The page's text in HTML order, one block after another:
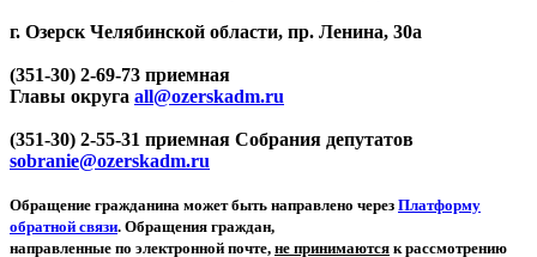
г. Озерск Челябинской области, пр. Ленина, 30а
(351-30) 2-69-73 приемная
Главы округа all@ozerskadm.ru
(351-30) 2-55-31 приемная Собрания депутатов
sobranie@ozerskadm.ru
Обращение гражданина может быть направлено через Платформу
обратной связи. Обращения граждан,
направленные по электронной почте, не принимаются к рассмотрению